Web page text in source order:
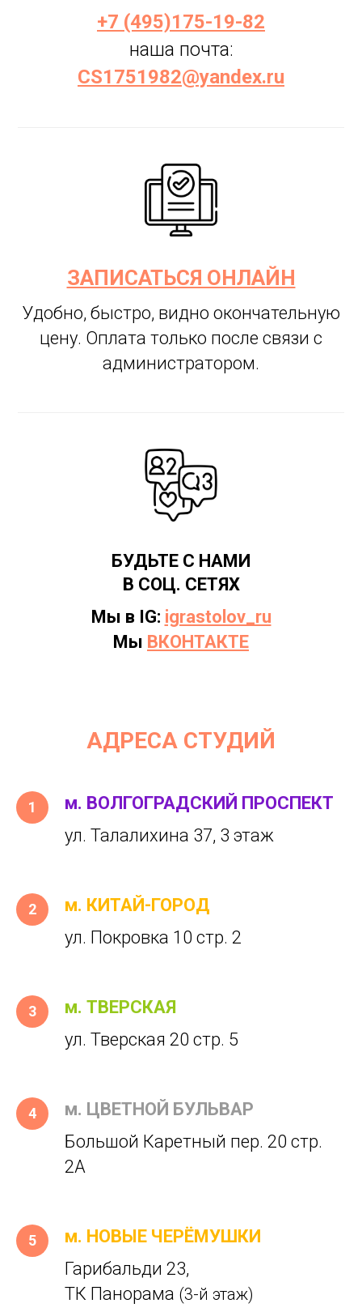
+7 (495)175-19-82
наша почта:
CS1751982@yandex.ru
ЗАПИСАТЬСЯ ОНЛАЙН
Удобно, быстро, видно окончательную
цену. Оплата только после связи с
администратором.
БУДЬТЕ С НАМИ
В СОЦ. СЕТЯХ
Мы в IG: igrastolov_ru
Мы ВКОНТАКТЕ
АДРЕСА СТУДИЙ
м. ВОЛГОГРАДСКИЙ ПРОСПЕКТ
ул. Талалихина 37, 3 этаж
м. КИТАЙ-ГОРОД
ул. Покровка 10 стр. 2
м. ТВЕРСКАЯ
ул. Тверская 20 стр. 5
м. ЦВЕТНОЙ БУЛЬВАР
Большой Каретный пер. 20 стр.
2А
м. НОВЫЕ ЧЕРЁМУШКИ
Гарибальди 23,
ТК Панорама (3-й этаж)